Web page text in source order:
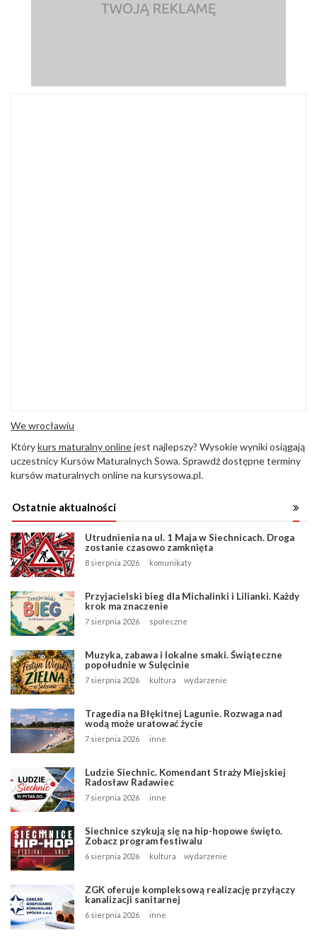
We wrocławiu
Którykurs maturalny onlinejest najlepszy? Wysokie wyniki osiągają
uczestnicy Kursów Maturalnych Sowa. Sprawdź dostępne terminy
kursów maturalnych online na kursysowa.pl.
Ostatnie aktualności
Utrudnienia na ul. 1 Maja w Siechnicach. Droga
zostanie czasowo zamknięta
8 sierpnia 2026 komunikaty
Przyjacielski bieg dla Michalinki i Lilianki. Każdy
krok ma znaczenie
7 sierpnia 2026 społeczne
Muzyka, zabawa i lokalne smaki. Świąteczne
popołudnie w Sulęcinie
7 sierpnia 2026 kultura wydarzenie
Tragedia na Błękitnej Lagunie. Rozwaga nad
wodą może uratować życie
7 sierpnia 2026 inne
Ludzie Siechnic. Komendant Straży Miejskiej
Radosław Radawiec
7 sierpnia 2026 inne
Siechnice szykują się na hip-hopowe święto.
Zobacz program festiwalu
6 sierpnia 2026 kultura wydarzenie
ZGK oferuje kompleksową realizację przyłączy
kanalizacji sanitarnej
6 sierpnia 2026 inne